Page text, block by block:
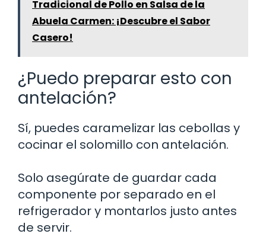
Tradicional de Pollo en Salsa de la
Abuela Carmen: ¡Descubre el Sabor
Casero!
¿Puedo preparar esto con
antelación?
Sí, puedes caramelizar las cebollas y
cocinar el solomillo con antelación.
Solo asegúrate de guardar cada
componente por separado en el
refrigerador y montarlos justo antes
de servir.